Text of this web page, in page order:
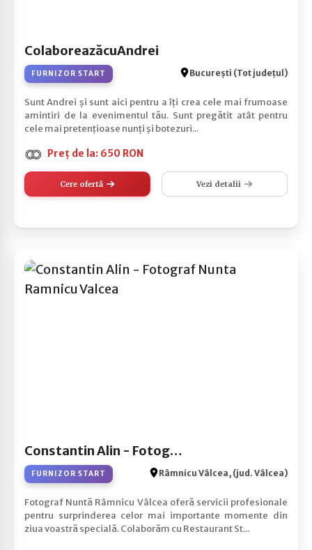
ColaboreazăcuAndrei
FURNIZOR START București (Tot județul)
Sunt Andrei și sunt aici pentru a îți crea cele mai frumoase
amintiri de la evenimentul tău. Sunt pregătit atât pentru
cele mai pretențioase nunți și botezuri...
Preț de la: 650 RON
Cere ofertă Vezi detalii
Constantin Alin - Fotograf Nunta Ramnicu Valcea
FURNIZOR START Râmnicu Vâlcea, (jud. Vâlcea)
Fotograf Nuntă Râmnicu Vâlcea oferă servicii profesionale
pentru surprinderea celor mai importante momente din
ziua voastră specială. Colaborăm cu Restaurant St...